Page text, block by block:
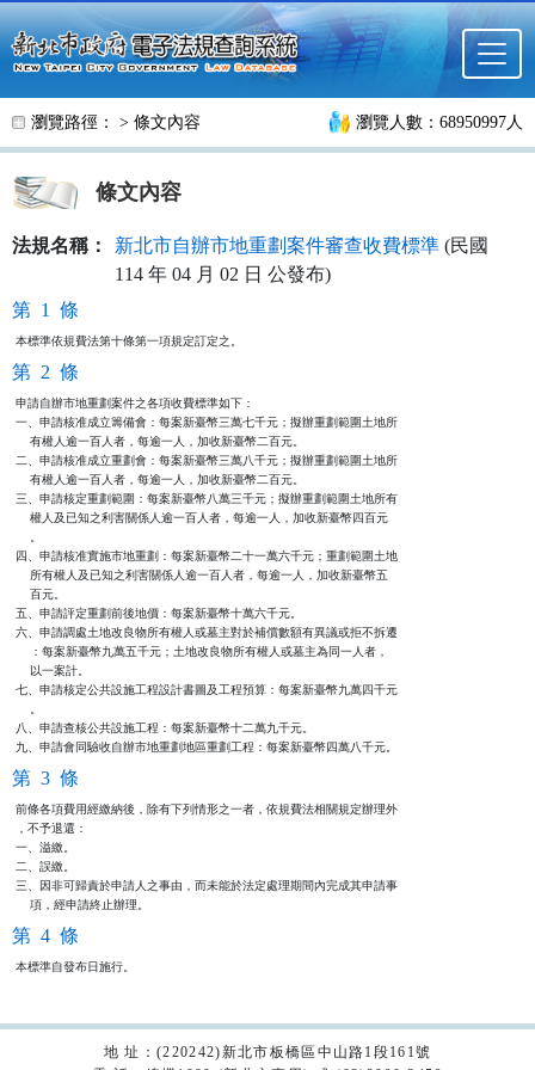
跳至主要內容
瀏覽路徑： > 條文內容 瀏覽人數：68950997人
條文內容
法規名稱： 新北市自辦市地重劃案件審查收費標準 (民國
114 年 04 月 02 日 公發布)
第 1 條
本標準依規費法第十條第一項規定訂定之。
第 2 條
申請自辦市地重劃案件之各項收費標準如下：
一、申請核准成立籌備會：每案新臺幣三萬七千元；擬辦重劃範圍土地所
    有權人逾一百人者，每逾一人，加收新臺幣二百元。
二、申請核准成立重劃會：每案新臺幣三萬八千元；擬辦重劃範圍土地所
    有權人逾一百人者，每逾一人，加收新臺幣二百元。
三、申請核定重劃範圍：每案新臺幣八萬三千元；擬辦重劃範圍土地所有
    權人及已知之利害關係人逾一百人者，每逾一人，加收新臺幣四百元
    。
四、申請核准實施市地重劃：每案新臺幣二十一萬六千元；重劃範圍土地
    所有權人及已知之利害關係人逾一百人者，每逾一人，加收新臺幣五
    百元。
五、申請評定重劃前後地價：每案新臺幣十萬六千元。
六、申請調處土地改良物所有權人或墓主對於補償數額有異議或拒不拆遷
    ：每案新臺幣九萬五千元；土地改良物所有權人或墓主為同一人者，
    以一案計。
七、申請核定公共設施工程設計書圖及工程預算：每案新臺幣九萬四千元
    。
八、申請查核公共設施工程：每案新臺幣十二萬九千元。
九、申請會同驗收自辦市地重劃地區重劃工程：每案新臺幣四萬八千元。
第 3 條
前條各項費用經繳納後，除有下列情形之一者，依規費法相關規定辦理外
，不予退還：
一、溢繳。
二、誤繳。
三、因非可歸責於申請人之事由，而未能於法定處理期間內完成其申請事
    項，經申請終止辦理。
第 4 條
本標準自發布日施行。
地 址：(220242)新北市板橋區中山路1段161號